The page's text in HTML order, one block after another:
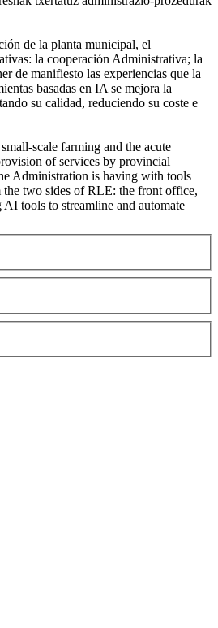
de la planta municipal, el
la cooperación Administrativa; la
de manifiesto las experiencias que la
basadas en IA se mejora la
su calidad, reduciendo su coste e
scale farming and the acute
of services by provincial
Administration is having with tools
the two sides of RLE: the front office,
tools to streamline and automate